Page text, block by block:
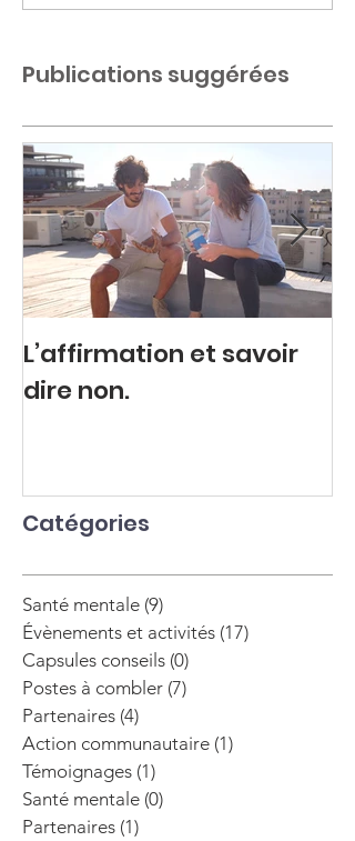
Publications suggérées
L’affirmation et savoir
dire non.
Catégories
Santé mentale (9)
Évènements et activités (17)
Capsules conseils (0)
Postes à combler (7)
Partenaires (4)
Action communautaire (1)
Témoignages (1)
Santé mentale (0)
Partenaires (1)